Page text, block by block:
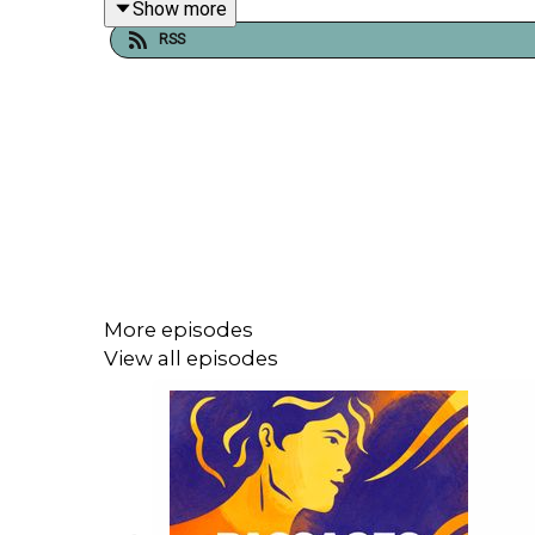
Passages est le podcast d'histoires vraies de
sonore et le mix. Le générique a été composé
Show more
RSS
More episodes
View all episodes